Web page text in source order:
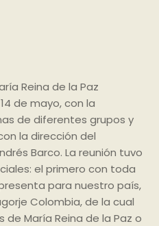
Reina de la Paz
de mayo, con la
de diferentes grupos y
la dirección del
Barco. La reunión tuvo
el primero con toda
para nuestro país,
Colombia, de la cual
María Reina de la Paz o